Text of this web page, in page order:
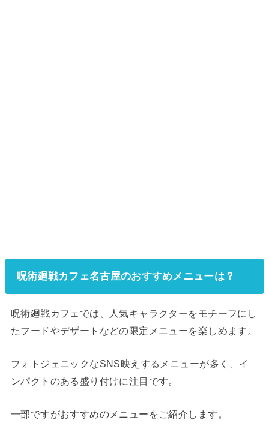
呪術廻戦カフェ名古屋のおすすめメニューは？
呪術廻戦カフェでは、人気キャラクターをモチーフにし
たフードやデザートなどの限定メニューを楽しめます。
フォトジェニックなSNS映えするメニューが多く、イ
ンパクトのある盛り付けに注目です。
一部ですがおすすめのメニューをご紹介します。